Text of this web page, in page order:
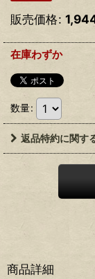
販売価格:
在庫わずか
数量:
返品特約に関す
商品詳細